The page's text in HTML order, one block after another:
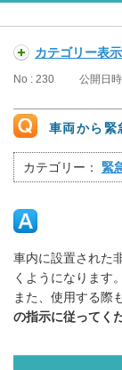
カテゴリー表示
No : 230 公開日
車両から緊
カテゴリー： 緊
車内に設置された
くようになります
また、使用する際も
の指示に従ってく